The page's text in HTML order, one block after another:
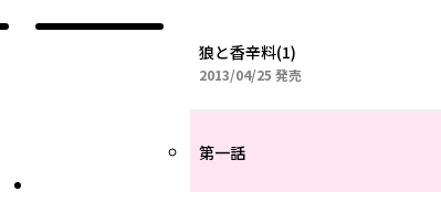
狼と香辛料(1)
2013/04/25 2013年04月25日
発売
第一話